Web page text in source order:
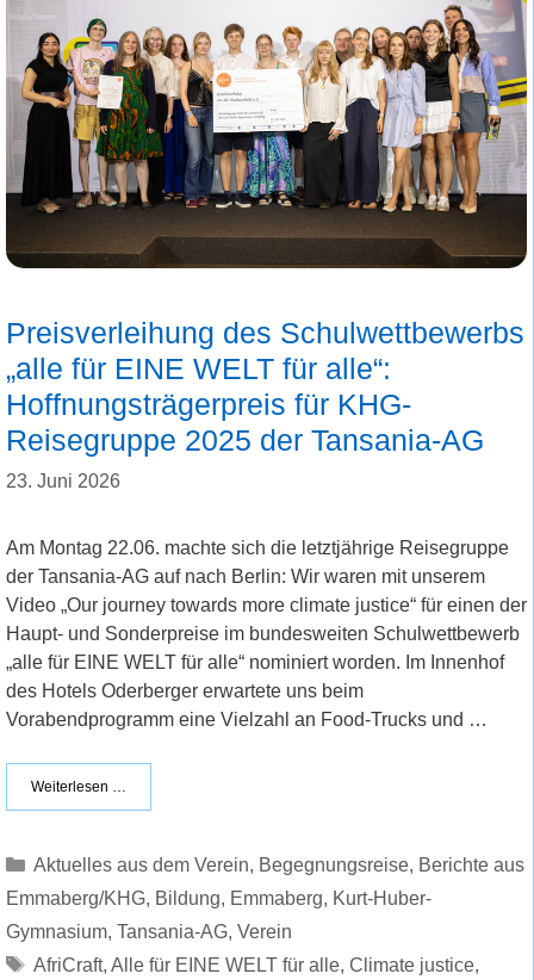
Preisverleihung des Schulwettbewerbs
„alle für EINE WELT für alle“:
Hoffnungsträgerpreis für KHG-
Reisegruppe 2025 der Tansania-AG
23. Juni 2026
Am Montag 22.06. machte sich die letztjährige Reisegruppe
der Tansania-AG auf nach Berlin: Wir waren mit unserem
Video „Our journey towards more climate justice“ für einen der
Haupt- und Sonderpreise im bundesweiten Schulwettbewerb
„alle für EINE WELT für alle“ nominiert worden. Im Innenhof
des Hotels Oderberger erwartete uns beim
Vorabendprogramm eine Vielzahl an Food-Trucks und …
Weiterlesen …
Kategorien
Aktuelles aus dem Verein, Begegnungsreise, Berichte aus
Emmaberg/KHG, Bildung, Emmaberg, Kurt-Huber-
Gymnasium, Tansania-AG, Verein
Schlagwörter
AfriCraft, Alle für EINE WELT für alle, Climate justice,